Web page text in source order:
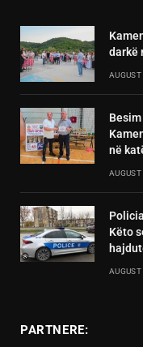
darkë
në
Këto
PARTNERE: